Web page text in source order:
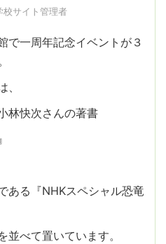
校サイト管理者
で一周年記念イベントが３
林快次さんの著書
ある『NHKスペシャル恐竜
並べて置いています。